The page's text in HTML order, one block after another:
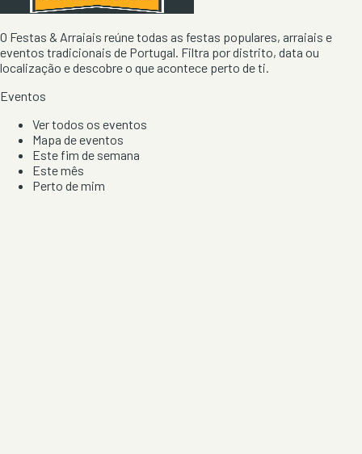
O Festas & Arraiais reúne todas as festas populares, arraiais e
eventos tradicionais de Portugal. Filtra por distrito, data ou
localização e descobre o que acontece perto de ti.
Eventos
Ver todos os eventos
Mapa de eventos
Este fim de semana
Este mês
Perto de mim